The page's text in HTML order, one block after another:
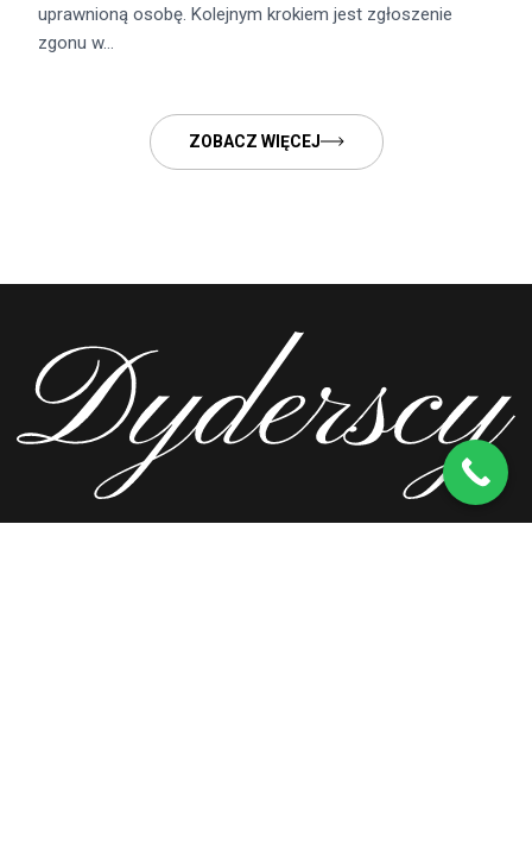
uprawnioną osobę. Kolejnym krokiem jest zgłoszenie
zgonu w…
ZOBACZ WIĘCEJ